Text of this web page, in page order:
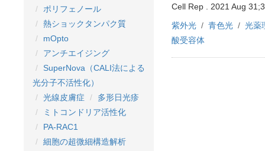
ポリフェノール
熱ショックタンパク質
mOpto
アンチエイジング
SuperNova（CALI法による
光分子不活性化）
光線皮膚症
多形日光疹
ミトコンドリア活性化
PA-RAC1
細胞の超微細構造解析
Cell Rep . 2021 Aug
紫外光
青色光
光薬
酸受容体